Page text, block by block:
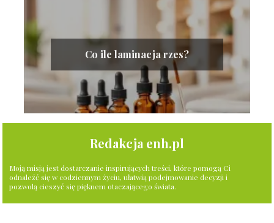
Co ile laminacja rzes?
Redakcja enh.pl
Moją misją jest dostarczanie inspirujących treści, które pomogą Ci
odnaleźć się w codziennym życiu, ułatwią podejmowanie decyzji i
pozwolą cieszyć się pięknem otaczającego świata.